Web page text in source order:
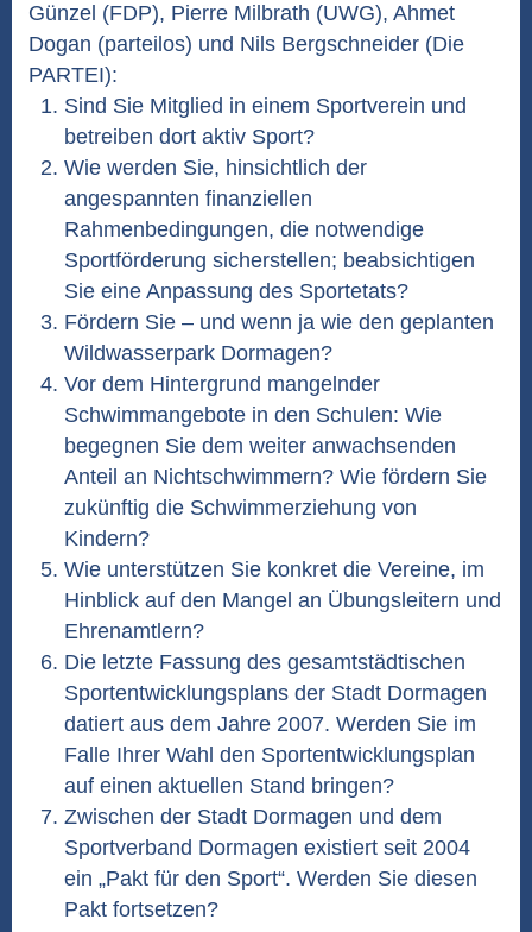
Günzel (FDP), Pierre Milbrath (UWG), Ahmet
Dogan (parteilos) und Nils Bergschneider (Die
PARTEI):
Sind Sie Mitglied in einem Sportverein und
betreiben dort aktiv Sport?
Wie werden Sie, hinsichtlich der
angespannten finanziellen
Rahmenbedingungen, die notwendige
Sportförderung sicherstellen; beabsichtigen
Sie eine Anpassung des Sportetats?
Fördern Sie – und wenn ja wie den geplanten
Wildwasserpark Dormagen?
Vor dem Hintergrund mangelnder
Schwimmangebote in den Schulen: Wie
begegnen Sie dem weiter anwachsenden
Anteil an Nichtschwimmern? Wie fördern Sie
zukünftig die Schwimmerziehung von
Kindern?
Wie unterstützen Sie konkret die Vereine, im
Hinblick auf den Mangel an Übungsleitern und
Ehrenamtlern?
Die letzte Fassung des gesamtstädtischen
Sportentwicklungsplans der Stadt Dormagen
datiert aus dem Jahre 2007. Werden Sie im
Falle Ihrer Wahl den Sportentwicklungsplan
auf einen aktuellen Stand bringen?
Zwischen der Stadt Dormagen und dem
Sportverband Dormagen existiert seit 2004
ein „Pakt für den Sport“. Werden Sie diesen
Pakt fortsetzen?